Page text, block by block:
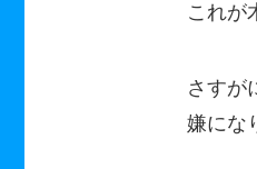
これが
さすが
嫌にな